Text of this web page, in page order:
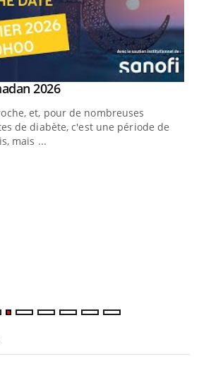
2026Youtube
et, pour de nombreuses
de diabète, c'est une période de
mais ...